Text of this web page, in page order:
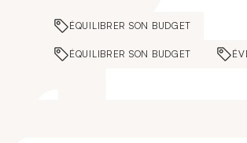
ÉQUILIBRER SON BUDGET
ÉQUILIBRER SON BUDGET